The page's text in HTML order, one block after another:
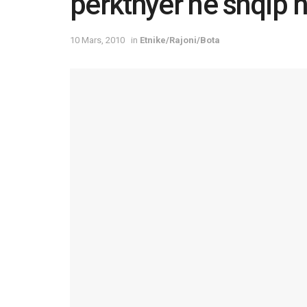
10 Mars, 2010 in Etnike/Rajoni/Bota